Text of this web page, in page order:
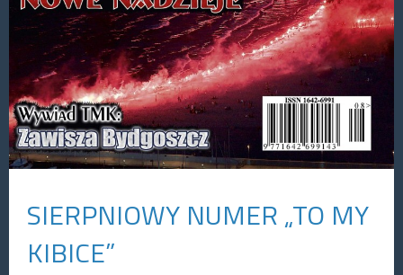
SIERPNIOWY NUMER „TO MY
KIBICE”